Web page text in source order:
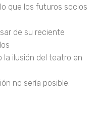
que los futuros socios
de su reciente
la ilusión del teatro en
no sería posible.